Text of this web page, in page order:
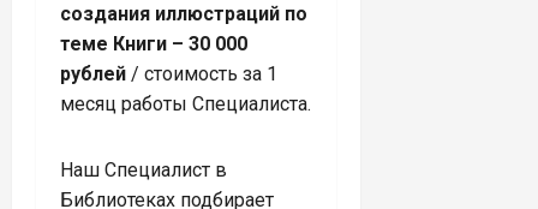
создания иллюстраций по
теме Книги – 30 000
рублей / стоимость за 1
месяц работы Специалиста.
Наш Специалист в
Библиотеках подбирает